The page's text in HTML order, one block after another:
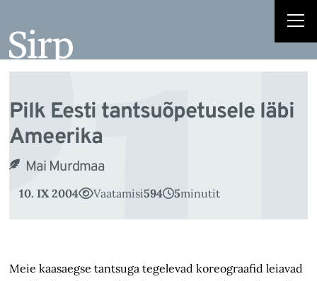
juurde
Pilk Eesti tantsuõpetusele läbi
Ameerika
Mai Murdmaa
10. IX 2004 Vaatamisi594 5minutit
Meie kaasaegse tantsuga tegelevad koreograafid leiavad